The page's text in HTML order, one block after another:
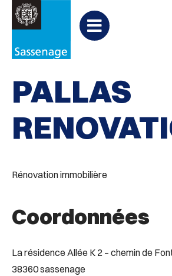
Aller à la recherche
PARTAGER 
Partager
sur
Agences immobilières
PALLAS
Rénovation immobilière
Coordonnées
La résidence Allée K 2 – chemin de
38360 sassenage